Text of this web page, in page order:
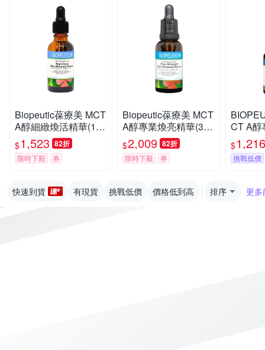
Biopeutic葆療美 MCT
A醇細緻煥活精華(1%
居家型) 30ml
$1,523 82折
限時下殺 券
Biopeutic葆療美 MCT
A醇專業煥亮精華(3%
進階型) 30ml
$2,009 82折
限時下殺 券
CT A醇
10ml(
$1,216
挑戰低價
快速到貨 有現貨 挑戰低價 價格低到高 排序 更多